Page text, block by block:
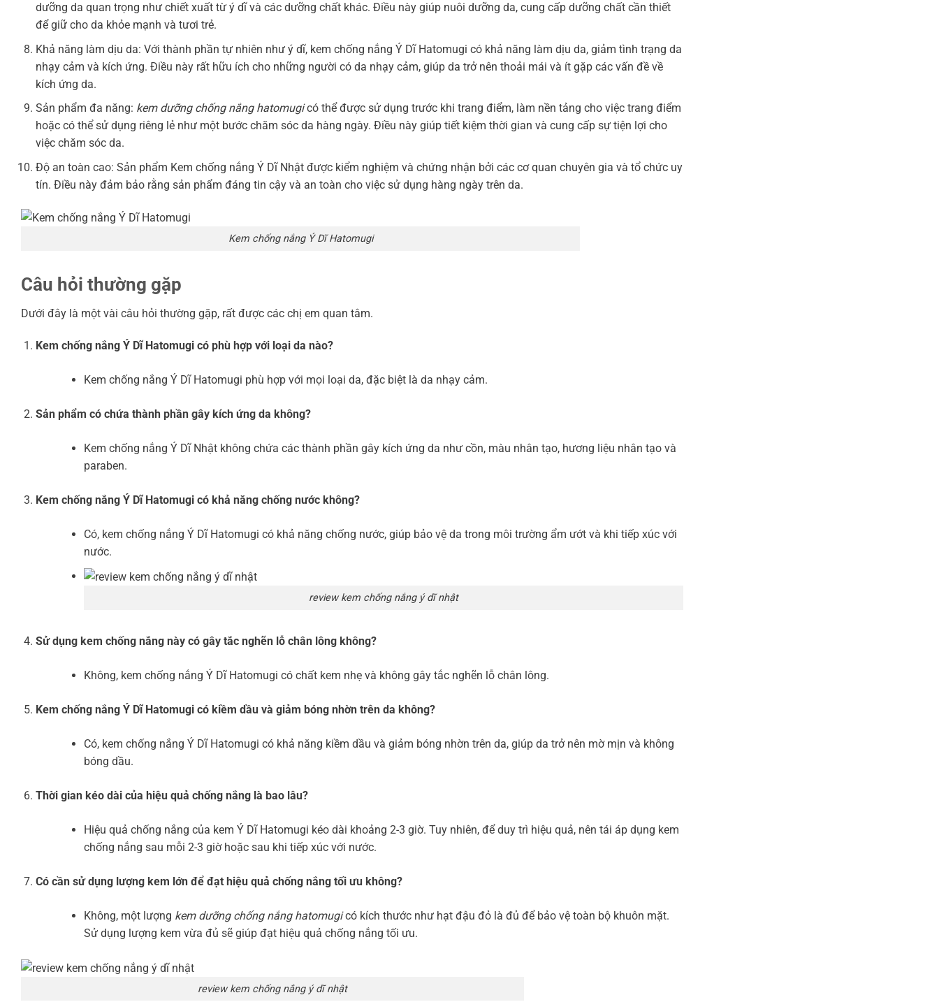
dưỡng da quan trọng như chiết xuất từ ý dĩ và các dưỡng chất khác. Điều này giúp nuôi dưỡng da, cung cấp dưỡng chất cần thiết
để giữ cho da khỏe mạnh và tươi trẻ.
Khả năng làm dịu da: Với thành phần tự nhiên như ý dĩ, kem chống nắng Ý Dĩ Hatomugi có khả năng làm dịu da, giảm tình trạng da
nhạy cảm và kích ứng. Điều này rất hữu ích cho những người có da nhạy cảm, giúp da trở nên thoải mái và ít gặp các vấn đề về
kích ứng da.
Sản phẩm đa năng: kem dưỡng chống nắng hatomugicó thể được sử dụng trước khi trang điểm, làm nền tảng cho việc trang điểm
hoặc có thể sử dụng riêng lẻ như một bước chăm sóc da hàng ngày. Điều này giúp tiết kiệm thời gian và cung cấp sự tiện lợi cho
việc chăm sóc da.
Độ an toàn cao: Sản phẩm Kem chống nắng Ý Dĩ Nhật được kiểm nghiệm và chứng nhận bởi các cơ quan chuyên gia và tổ chức uy
tín. Điều này đảm bảo rằng sản phẩm đáng tin cậy và an toàn cho việc sử dụng hàng ngày trên da.
Kem chống nắng Ý Dĩ Hatomugi
Câu hỏi thường gặp
Dưới đây là một vài câu hỏi thường gặp, rất được các chị em quan tâm.
Kem chống nắng Ý Dĩ Hatomugi có phù hợp với loại da nào?
Kem chống nắng Ý Dĩ Hatomugi phù hợp với mọi loại da, đặc biệt là da nhạy cảm.
Sản phẩm có chứa thành phần gây kích ứng da không?
Kem chống nắng Ý Dĩ Nhật không chứa các thành phần gây kích ứng da như cồn, màu nhân tạo, hương liệu nhân tạo và
paraben.
Kem chống nắng Ý Dĩ Hatomugi có khả năng chống nước không?
Có, kem chống nắng Ý Dĩ Hatomugi có khả năng chống nước, giúp bảo vệ da trong môi trường ẩm ướt và khi tiếp xúc với
nước.
review kem chống nắng ý dĩ nhật
Sử dụng kem chống nắng này có gây tắc nghẽn lỗ chân lông không?
Không, kem chống nắng Ý Dĩ Hatomugi có chất kem nhẹ và không gây tắc nghẽn lỗ chân lông.
Kem chống nắng Ý Dĩ Hatomugi có kiềm dầu và giảm bóng nhờn trên da không?
Có, kem chống nắng Ý Dĩ Hatomugi có khả năng kiềm dầu và giảm bóng nhờn trên da, giúp da trở nên mờ mịn và không
bóng dầu.
Thời gian kéo dài của hiệu quả chống nắng là bao lâu?
Hiệu quả chống nắng của kem Ý Dĩ Hatomugi kéo dài khoảng 2-3 giờ. Tuy nhiên, để duy trì hiệu quả, nên tái áp dụng kem
chống nắng sau mỗi 2-3 giờ hoặc sau khi tiếp xúc với nước.
Có cần sử dụng lượng kem lớn để đạt hiệu quả chống nắng tối ưu không?
Không, một lượng kem dưỡng chống nắng hatomugicó kích thước như hạt đậu đỏ là đủ để bảo vệ toàn bộ khuôn mặt.
Sử dụng lượng kem vừa đủ sẽ giúp đạt hiệu quả chống nắng tối ưu.
review kem chống nắng ý dĩ nhật